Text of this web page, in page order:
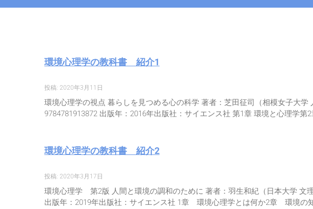
環境心理学の教科書 紹介1
投稿: 2020年3月11日
環境心理学の視点 暮らしを見つめる心の科学 著者：芝田征司（相模女子大学
9784781913872 出版年：2016年出版社：サイエンス社 第1章 環境と心理学第
環境心理学の教科書 紹介2
投稿: 2020年3月17日
環境心理学 第2版 人間と環境の調和のために 著者：羽生和紀（日本大学 文
出版年：2019年出版社：サイエンス社 1章 環境心理学とは何か2章 環境の